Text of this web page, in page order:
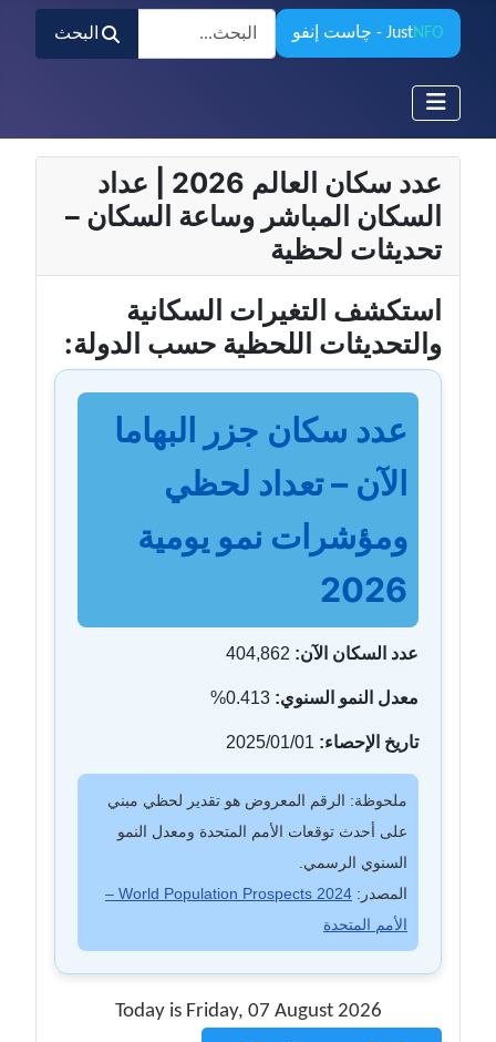
JustNFO - چاست إنفو
البحث
البحث
عدد سكان العالم 2026 | عداد
السكان المباشر وساعة السكان –
تحديثات لحظية
استكشف التغيرات السكانية
والتحديثات اللحظية حسب الدولة:
عدد سكان جزر البهاما
الآن – تعداد لحظي
ومؤشرات نمو يومية
2026
عدد السكان الآن: 404,862
معدل النمو السنوي:
تاريخ الإحصاء:
ملحوظة: الرقم المعروض هو تقدير لحظي مبني
على أحدث توقعات الأمم المتحدة ومعدل النمو
السنوي الرسمي.
المصدر:
World Population Prospects 2024 –
الأمم المتحدة
Today is Friday, 07 August 2026